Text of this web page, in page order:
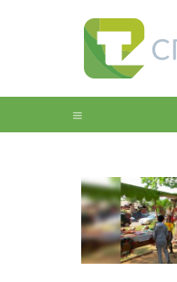
Home
Educación
Galeria
Noticias
Contacto